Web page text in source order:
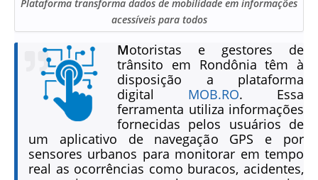
Plataforma transforma dados de mobilidade em informações
acessíveis para todos
Motoristas e gestores de
trânsito em Rondônia têm à
disposição a plataforma
digital MOB.RO. Essa
ferramenta utiliza informações
fornecidas pelos usuários de
um aplicativo de navegação GPS e por
sensores urbanos para monitorar em tempo
real as ocorrências como buracos, acidentes,